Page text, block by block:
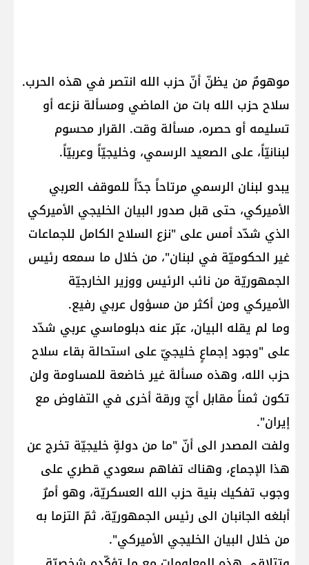
موهومٌ من يظنّ أنّ حزب الله انتصر في هذه الحرب.
سلاح حزب الله بات من الماضي ومسألة نزعه أو
تسليمه أو حصره، مسألة وقت. القرار محسوم
لبنانيّاً، على الصعيد الرسمي، وخليجيّاً وعربيّاً.
يبدو لبنان الرسمي مرتاحاً جدّاً للموقف العربي
الأميركي، حتى قبل صدور البيان الخليجي الأميركي
الذي شدّد أمس على "نزع السلاح الكامل للجماعات
غير الحكوميّة في لبنان"، من خلال ما سمعه رئيس
الجمهوريّة من نائب الرئيس ووزير الخارجيّة
الأميركي ومن أكثر من مسؤول عربي رفيع.
وما لم يقله البيان، عبّر عنه دبلوماسي عربي شدّد
على "وجود إجماعٍ خليجيّ على استحالة بقاء سلاح
حزب الله، وهذه مسألة غير خاضعة للمساومة ولن
تكون ثمناً مقابل أيّ ورقة أخرى في التفاوض مع
إيران".
ولفت المصدر الى أنّ "ما من دولةٍ خليجيّة تخرج عن
هذا الإجماع، وهناك تفاهم سعودي قطري على
وجوب تفكيك بنية حزب الله العسكريّة، وهو أمرٌ
أبلغه الجانبان الى رئيس الجمهوريّة، ثمّ التزما به
من خلال البيان الخليجي الأميركي".